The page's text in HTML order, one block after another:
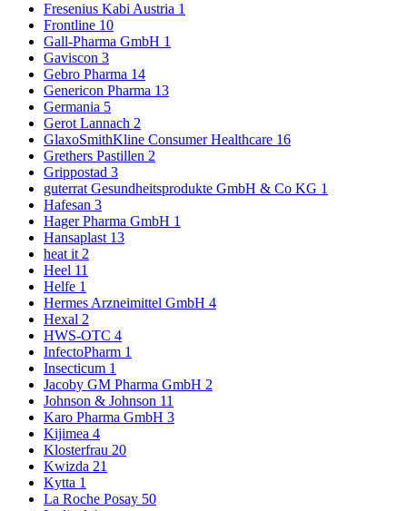
Fresenius Kabi Austria 1
Frontline 10
Gall-Pharma GmbH 1
Gaviscon 3
Gebro Pharma 14
Genericon Pharma 13
Germania 5
Gerot Lannach 2
GlaxoSmithKline Consumer Healthcare 16
Grethers Pastillen 2
Grippostad 3
guterrat Gesundheitsprodukte GmbH & Co KG 1
Hafesan 3
Hager Pharma GmbH 1
Hansaplast 13
heat it 2
Heel 11
Helfe 1
Hermes Arzneimittel GmbH 4
Hexal 2
HWS-OTC 4
InfectoPharm 1
Insecticum 1
Jacoby GM Pharma GmbH 2
Johnson & Johnson 11
Karo Pharma GmbH 3
Kijimea 4
Klosterfrau 20
Kwizda 21
Kytta 1
La Roche Posay 50